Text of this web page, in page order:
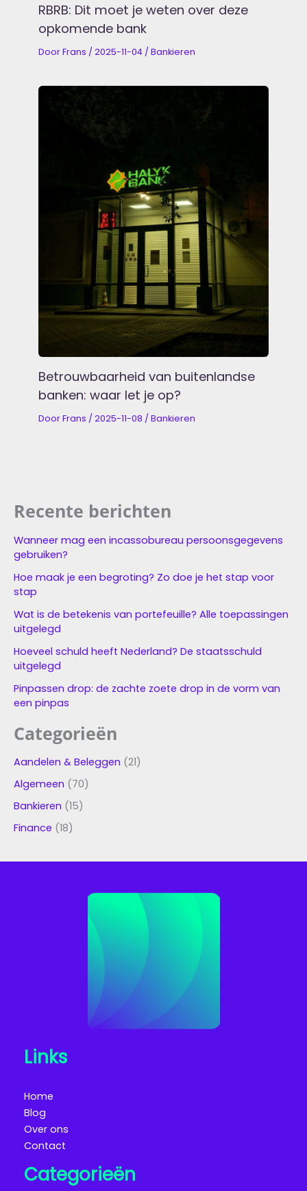
RBRB: Dit moet je weten over deze
opkomende bank
Door Frans /2025-11-04 /Bankieren
Betrouwbaarheid van buitenlandse
banken: waar let je op?
Door Frans /2025-11-08 /Bankieren
Recente berichten
Wanneer mag een incassobureau persoonsgegevens
gebruiken?
Hoe maak je een begroting? Zo doe je het stap voor
stap
Wat is de betekenis van portefeuille? Alle toepassingen
uitgelegd
Hoeveel schuld heeft Nederland? De staatsschuld
uitgelegd
Pinpassen drop: de zachte zoete drop in de vorm van
een pinpas
Categorieën
Aandelen & Beleggen (21)
Algemeen (70)
Bankieren (15)
Finance (18)
Links
Home
Blog
Over ons
Contact
Categorieën